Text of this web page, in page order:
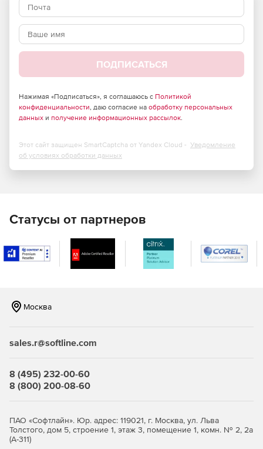
изображений и анимации в высоком разрешении.
Легое управление
Поддерживается популярными менеджерами рендеринга
Thinkbox Deadline, PipelineFX Qube и Autodesk Backburner.
Эффективность
необходимости.
ПОДПИСАТЬСЯ
Нажимая «Подписаться», я соглашаюсь с Политикой
конфиденциальности, даю согласие на обработку персональных
данных и получение информационных рассылок.
Этот сайт защищен SmartCaptcha от Yandex Cloud - Уведомление
об условиях обработки данных
Статусы от партнеров
Москва
sales.r@softline.com
8 (495) 232-00-60
8 (800) 200-08-60
ПАО «Софтлайн». Юр. адрес: 119021, г. Москва, ул. Льва
Толстого, дом 5, строение 1, этаж 3, помещение 1, комн. № 2, 2а
(А-311)